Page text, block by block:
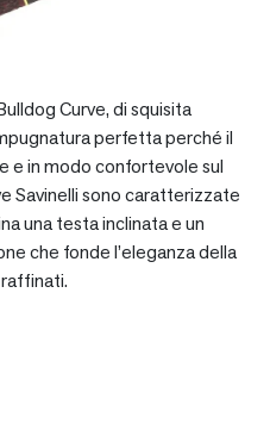
Curve, di squisita
perfetta perché il
e in modo confortevole sul
Savinelli sono caratterizzate
una testa inclinata e un
che fonde l’eleganza della